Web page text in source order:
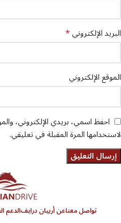
البريد الإلكتروني*
الموقع الإلكتروني
احفظ اسمي، بريدي الإلكتروني،
لاستخدامها المرة المقبلة في تعليقي.
تواصل معناعن أربيان درايفالدعم